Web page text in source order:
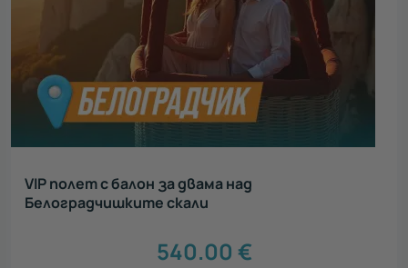
VIP полет с балон за двама над
Белоградчишките скали
540.00 €